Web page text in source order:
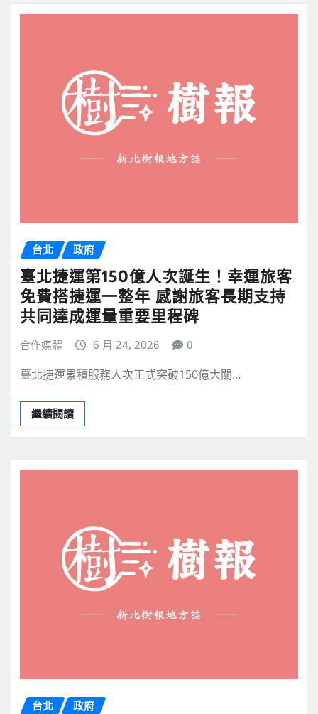
台北 政府
臺北捷運第150億人次誕生！幸運旅客
免費搭捷運一整年 感謝旅客長期支持
共同達成運量重要里程碑
合作媒體 6 月 24, 2026 0
臺北捷運累積服務人次正式突破150億大關…
繼續閱讀
台北 政府